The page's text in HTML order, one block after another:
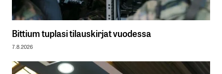
Bittium tuplasi tilauskirjat vuodessa
7.8.2026